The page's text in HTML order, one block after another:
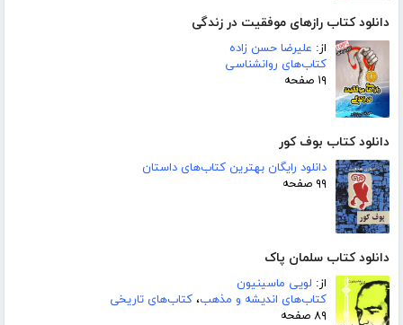
دانلود کتاب رازهای موفقیت در زندگی
از: علیرضا حسن زاده
کتاب‌های روانشناسی
۱۹ صفحه
دانلود کتاب بوف کور
دانلود رایگان بهترین کتاب‌های داستان
۹۹ صفحه
دانلود کتاب سلمان پاک
از: لویی ماسینیون
کتاب‌های اندیشه و مذهب، کتاب‌های تاریخی
۸۹ صفحه